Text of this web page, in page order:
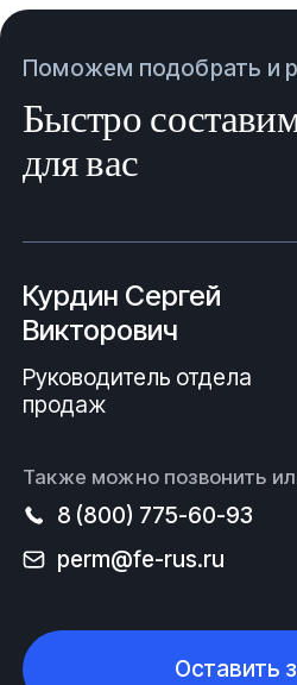
Поможем подобрать и
Быстро
для вас
Курдин Сергей
Викторович
Руководитель отдела
продаж
Также можно позвонить
8 (800) 775-60-93
perm@fe-rus.ru
Оставить